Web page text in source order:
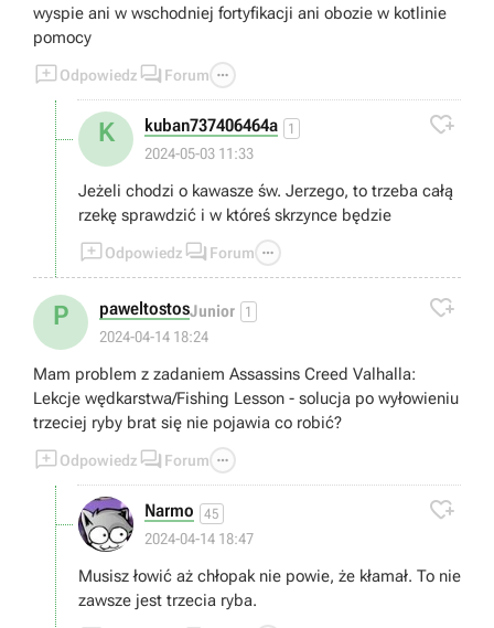
wyspie ani w wschodniej fortyfikacji ani obozie w kotlinie
pomocy
Odpowiedz  Forum 
K kuban737406464a 1
2024-05-03 11:33

Jeżeli chodzi o kawasze św. Jerzego, to trzeba całą
rzekę sprawdzić i w któreś skrzynce będzie
Odpowiedz  Forum 
P paweltostosJunior 1
2024-04-14 18:24

Mam problem z zadaniem Assassins Creed Valhalla:
Lekcje wędkarstwa/Fishing Lesson - solucja po wyłowieniu
trzeciej ryby brat się nie pojawia co robić?
Odpowiedz  Forum 
Narmo 45
2024-04-14 18:47

Musisz łowić aż chłopak nie powie, że kłamał. To nie
zawsze jest trzecia ryba.